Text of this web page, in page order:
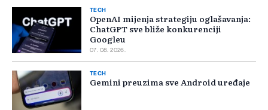
TECH
OpenAI mijenja strategiju oglašavanja:
ChatGPT sve bliže konkurenciji
Googleu
07. 08. 2026.
TECH
Gemini preuzima sve Android uređaje